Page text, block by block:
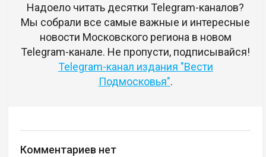
Надоело читать десятки Telegram-каналов?
Мы собрали все самые важные и интересные
новости Московского региона в новом
Telegram-канале. Не пропусти, подписывайся!
Telegram-канал издания "Вести
Подмосковья".
Комментариев нет